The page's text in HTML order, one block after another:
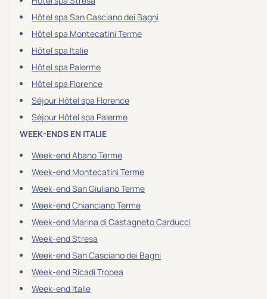
Hôtel spa San Casciano dei Bagni
Hôtel spa Montecatini Terme
Hôtel spa Italie
Hôtel spa Palerme
Hôtel spa Florence
Séjour Hôtel spa Florence
Séjour Hôtel spa Palerme
WEEK-ENDS EN ITALIE
Week-end Abano Terme
Week-end Montecatini Terme
Week-end San Giuliano Terme
Week-end Chianciano Terme
Week-end Marina di Castagneto Carducci
Week-end Stresa
Week-end San Casciano dei Bagni
Week-end Ricadi Tropea
Week-end Italie